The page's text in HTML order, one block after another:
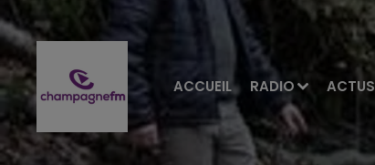
ACCUEIL RADIO ACTUS